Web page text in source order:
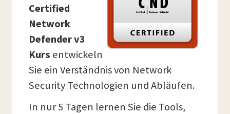
Certified
Network
Defender v3
Kurs entwickeln
Sie ein Verständnis von Network
Security Technologien und Abläufen.
In nur 5 Tagen lernen Sie die Tools,